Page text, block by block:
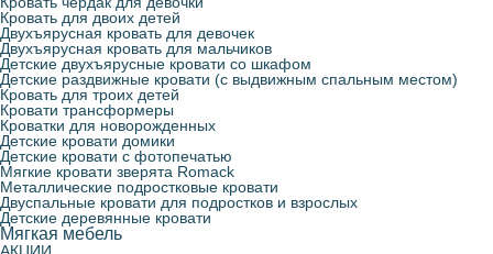
Кровать для двоих детей
Двухъярусная кровать для девочек
Двухъярусная кровать для мальчиков
Детские двухъярусные кровати со шкафом
Детские раздвижные кровати (с выдвижным спальным местом)
Кровать для троих детей
Кровати трансформеры
Кроватки для новорожденных
Детские кровати домики
Детские кровати с фотопечатью
Мягкие кровати зверята Romack
Металлические подростковые кровати
Двуспальные кровати для подростков и взрослых
Детские деревянные кровати
Мягкая мебель